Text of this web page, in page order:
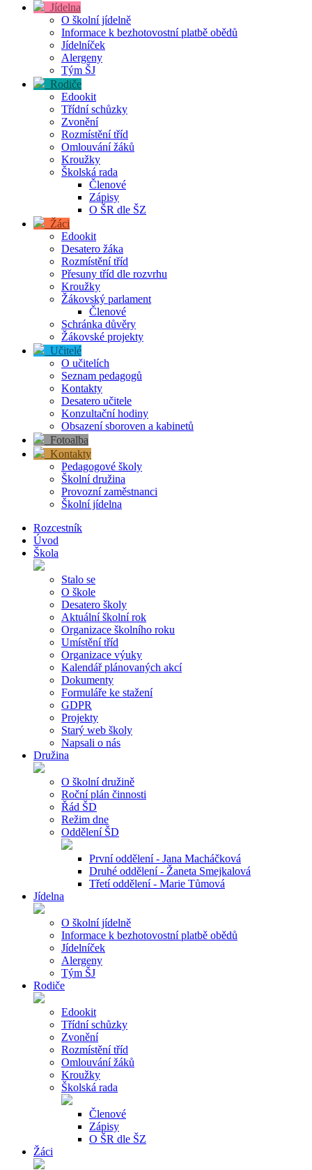
Jídelna
O školní jídelně
Informace k bezhotovostní platbě obědů
Jídelníček
Alergeny
Tým ŠJ
Rodiče
Edookit
Třídní schůzky
Zvonění
Rozmístění tříd
Omlouvání žáků
Kroužky
Školská rada
Členové
Zápisy
O ŠR dle ŠZ
Žáci
Edookit
Desatero žáka
Rozmístění tříd
Přesuny tříd dle rozvrhu
Kroužky
Žákovský parlament
Členové
Schránka důvěry
Žákovské projekty
Učitelé
O učitelích
Seznam pedagogů
Kontakty
Desatero učitele
Konzultační hodiny
Obsazení sboroven a kabinetů
Fotoalba
Kontakty
Pedagogové školy
Školní družina
Provozní zaměstnanci
Školní jídelna
Rozcestník
Úvod
Škola
Stalo se
O škole
Desatero školy
Aktuální školní rok
Organizace školního roku
Umístění tříd
Organizace výuky
Kalendář plánovaných akcí
Dokumenty
Formuláře ke stažení
GDPR
Projekty
Starý web školy
Napsali o nás
Družina
O školní družině
Roční plán činnosti
Řád ŠD
Režim dne
Oddělení ŠD
První oddělení - Jana Macháčková
Druhé oddělení - Žaneta Smejkalová
Třetí oddělení - Marie Tůmová
Jídelna
O školní jídelně
Informace k bezhotovostní platbě obědů
Jídelníček
Alergeny
Tým ŠJ
Rodiče
Edookit
Třídní schůzky
Zvonění
Rozmístění tříd
Omlouvání žáků
Kroužky
Školská rada
Členové
Zápisy
O ŠR dle ŠZ
Žáci